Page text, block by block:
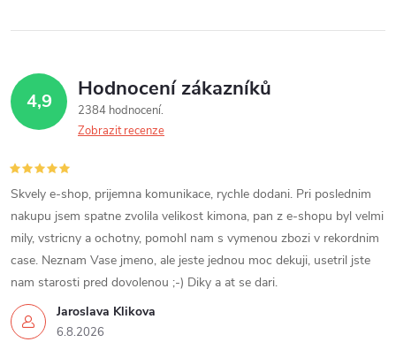
v
y
v
ý
p
i
s
u
4,9 Hodnocení zákazníků
2384 hodnocení
Zobrazit recenze
Jaroslava Klikova
6.8.2026
Skvely e-shop, prijemna komunikace, rychle dodani. Pri poslednim
nakupu jsem spatne zvolila velikost kimona, pan z e-shopu byl velmi
mily, vstricny a ochotny, pomohl nam s vymenou zbozi v rekordnim
case. Neznam Vase jmeno, ale jeste jednou moc dekuji, usetril jste
nam starosti pred dovolenou ;-) Diky a at se dari.